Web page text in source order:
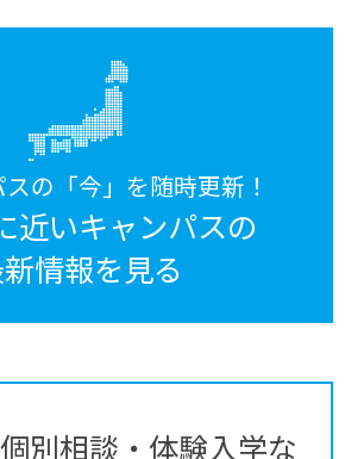
の「今」を随時更新！
近いキャンパスの
情報を見る
別相談・体験入学な